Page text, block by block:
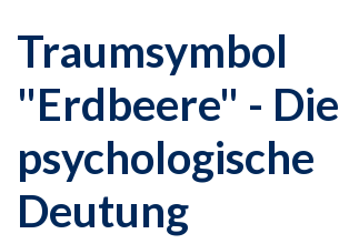
Traumsymbol
"Erdbeere" - Die
psychologische
Deutung